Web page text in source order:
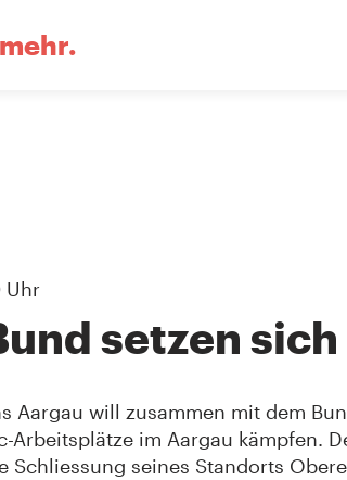
Uhr
setzen
Aargau will zusammen mit dem
Arbeitsplätze im Aargau kämpfen.
Schliessung seines Standorts